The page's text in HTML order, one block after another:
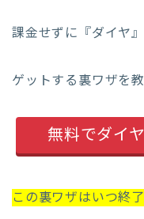
課金せずに『ダイヤ
ゲットする裏ワザを
無料でダイ
この裏ワザはいつ終